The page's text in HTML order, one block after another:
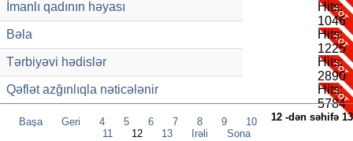
İmanlı qadının həyası
Hits:
1046
Bəla
Hits:
1225
Tərbiyəvi hədislər
Hits:
2890
Qəflət azğınlıqla nəticələnir
Hits:
5784
12 -dən səhifə 13
Başa Geri 4 5 6 7 8 9
10
11
12 13 İrəli Sona